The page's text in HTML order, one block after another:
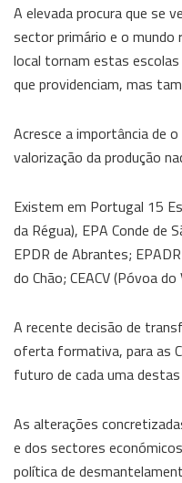
A elevada procura que se
sector primário e o mundo
local tornam estas
que providenciam, mas
Acresce a importância de
valorização da produção
Existem em Portugal 15
da Régua), EPA Conde de
EPDR de Abrantes;
do Chão; CEACV (Póvoa
A recente decisão de
oferta formativa, para as
futuro de cada uma
As alterações
e dos sectores
política de